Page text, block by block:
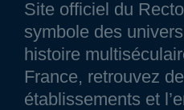
Site officiel du
symbole des
histoire
France, retrouvez
établissements et